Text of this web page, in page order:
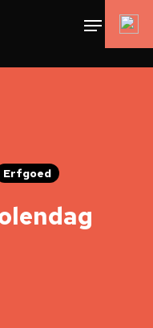
Erfgoed